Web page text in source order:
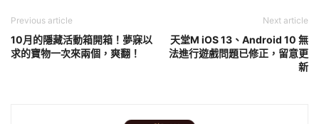
Previous article
10月的隱藏活動箱開箱！夢寐以
求的寶物一次來兩個，爽翻！
Next article
天堂M iOS 13、Android 10 無
法進行遊戲問題已修正，留意更
新